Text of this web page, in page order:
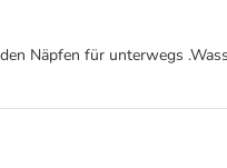
Näpfen für unterwegs